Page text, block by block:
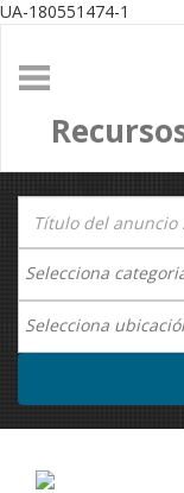
UA-180551474-1